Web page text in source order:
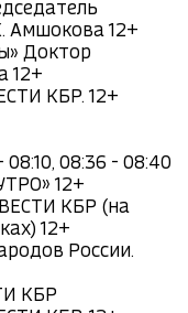
Амшокова 12+
Доктор
12+
КБР. 12+
08:10, 08:36 - 08:40
12+
КБР (на
12+
России.
КБР